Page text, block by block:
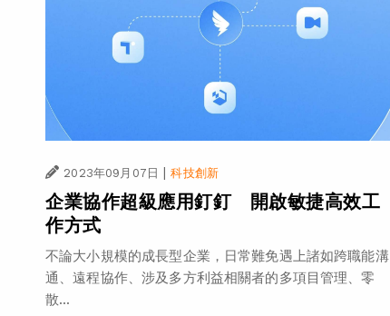
2023年09月07日 | 科技創新
企業協作超級應用釘釘 開啟敏捷高效工
作方式
不論大小規模的成長型企業，日常難免遇上諸如跨職能溝
通、遠程協作、涉及多方利益相關者的多項目管理、零
散...